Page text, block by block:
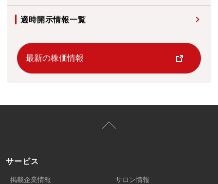
適時開示情報一覧
最新の株価情報
サービス
掲載企業情報 サロン情報